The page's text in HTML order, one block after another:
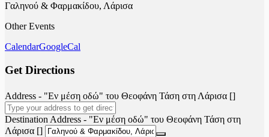
Γαληνού & Φαρμακίδου, Λάρισα
Other Events
CalendarGoogleCal
Get Directions
Address - "Εν μέση οδώ" του Θεοφάνη Τάση στη Λάρισα []
Destination Address - "Εν μέση οδώ" του Θεοφάνη Τάση στη
Λάρισα []